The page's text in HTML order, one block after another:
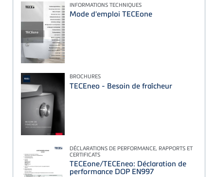
INFORMATIONS TECHNIQUES
Mode d'emploi TECEone
BROCHURES
TECEneo - Besoin de fraîcheur
DÉCLARATIONS DE PERFORMANCE, RAPPORTS ET
CERTIFICATS
TECEone/TECEneo: Déclaration de
performance DOP EN997